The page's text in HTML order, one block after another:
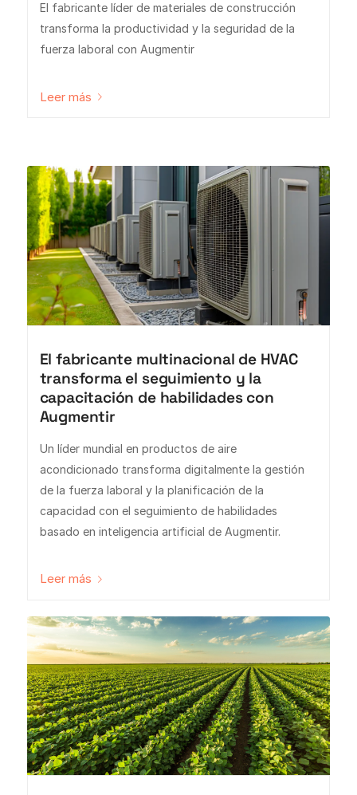
El fabricante líder de materiales de construcción
transforma la productividad y la seguridad de la
fuerza laboral con Augmentir
Leer más
El fabricante multinacional de HVAC
transforma el seguimiento y la
capacitación de habilidades con
Augmentir
Un líder mundial en productos de aire
acondicionado transforma digitalmente la gestión
de la fuerza laboral y la planificación de la
capacidad con el seguimiento de habilidades
basado en inteligencia artificial de Augmentir.
Leer más